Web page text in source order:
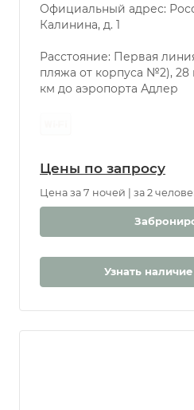
Официальный адрес:
Калинина, д. 1
Расстояние: Первая
пляжа от корпуса №2), 28
км до аэропорта Адлер
Цена за 7 ночей | за 2
Узнать